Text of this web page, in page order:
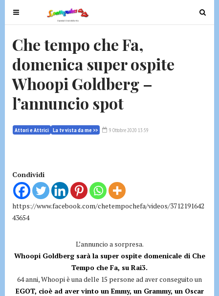
T
o
g
e
n
g
o
n
T
o
Che tempo che Fa,
domenica super ospite
Whoopi Goldberg –
l’annuncio spot
Attori e Attrici La tv vista da me >> 9 Ottobre 2020 13:59
Condividi
https://www.facebook.com/chetempochefa/videos/3712191642
43654
L’annuncio a sorpresa.
Whoopi Goldberg sarà la super ospite domenicale di Che
Tempo che Fa, su Rai3.
64 anni, Whoopi è una delle 15 persone ad aver conseguito un
EGOT, cioè ad aver vinto un Emmy, un Grammy, un Oscar